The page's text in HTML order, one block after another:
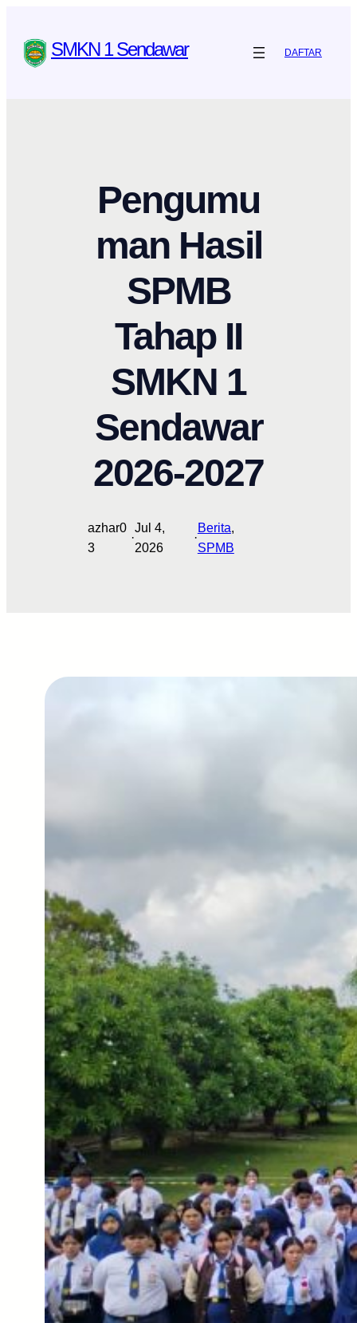
content SMKN 1 Sendawar DAFTAR
Pengumu
man Hasil
SPMB
Tahap II
SMKN 1
Sendawar
2026-2027
azhar0
3
·
Jul 4,
2026
·
Berita
SPMB